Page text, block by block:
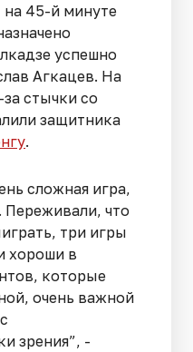
на 45-й минуте
успешно
Агкацев. На
стычки со
защитника
.
сложная игра,
Переживали, что
три игры
хороши в
которые
очень важной
зрения”, -